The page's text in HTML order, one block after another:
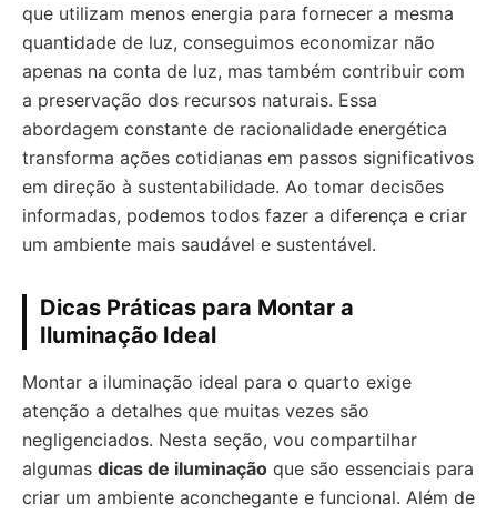
que utilizam menos energia para fornecer a mesma
quantidade de luz, conseguimos economizar não
apenas na conta de luz, mas também contribuir com
a preservação dos recursos naturais. Essa
abordagem constante de racionalidade energética
transforma ações cotidianas em passos significativos
em direção à sustentabilidade. Ao tomar decisões
informadas, podemos todos fazer a diferença e criar
um ambiente mais saudável e sustentável.
Dicas Práticas para Montar a
Iluminação Ideal
Montar a iluminação ideal para o quarto exige
atenção a detalhes que muitas vezes são
negligenciados. Nesta seção, vou compartilhar
algumas dicas de iluminação que são essenciais para
criar um ambiente aconchegante e funcional. Além de